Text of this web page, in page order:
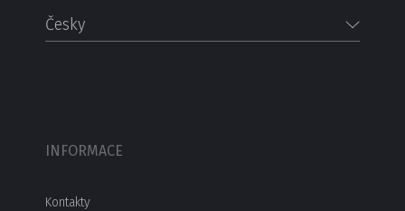
Česky
INFORMACE
Kontakty